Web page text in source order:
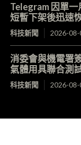
Telegram 因單
短暫下架後迅速
科技新聞 2026-08-
消委會與機電署
氣體用具聯合測
科技新聞 2026-08-